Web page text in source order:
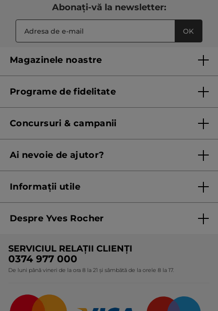
Abonați-vă la newsletter:
OK
Magazinele noastre
Programe de fidelitate
Concursuri & campanii
Listă prețuri standard
Ai nevoie de ajutor?
Informații utile
Termeni și condiții pentru vanzarea la distanță a
Politica de confidențialitate
Protecția Consumatorilor - A.N.P.C.
Despre Yves Rocher
Expertiza noastră botanică
Angajamentele noastre
Întrebări frecvente
SERVICIUL RELAȚII CLIENȚI
0374 977 000
De luni până vineri de la ora 8 la 21 și sâmbătă de la orele 8 la 17.